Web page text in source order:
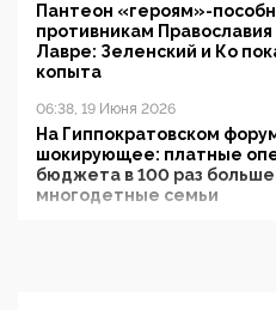
Пантеон «героям»-
противникам
Лавре: Зеленский и Ко
копыта
06:38, 19 Июня 2026
На Гиппократовском
шокирующее: платные
бюджета в 100 раз
многодетные семьи